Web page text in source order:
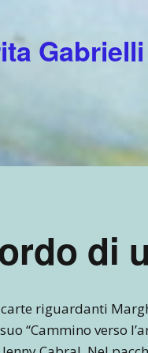
Gabrielli
di
riguardanti
“Cammino verso